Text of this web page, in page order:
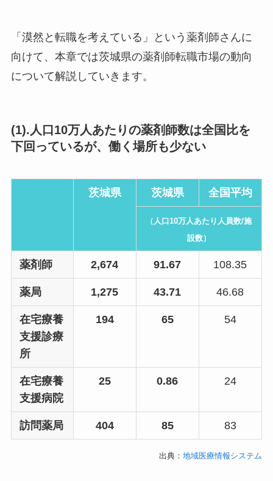
「漠然と転職を考えている」という薬剤師さんに
向けて、本章では茨城県の薬剤師転職市場の動向
について解説していきます。
(1).人口10万人あたりの薬剤師数は全国比を
下回っているが、働く場所も少ない
茨城県 茨城県 全国平均
（人口10万人あたり人員数/施
設数）
薬剤師 2,674 91.67 108.35
薬局 1,275 43.71 46.68
在宅療養
支援診療
所
194 65 54
在宅療養
支援病院
25 0.86 24
訪問薬局 404 85 83
出典：地域医療情報システム